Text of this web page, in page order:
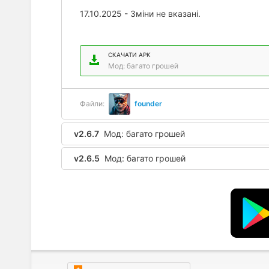
17.10.2025 - Зміни не вказані.
СКАЧАТИ APK
Мод: багато грошей
Файли: founder
v2.6.7 Мод: багато грошей
v2.6.5 Мод: багато грошей